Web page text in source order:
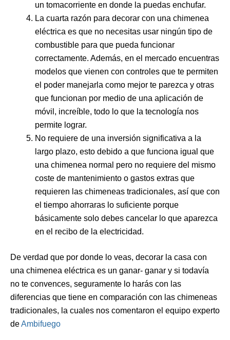
un tomacorriente en donde la puedas enchufar.
La cuarta razón para decorar con una chimenea
eléctrica es que no necesitas usar ningún tipo de
combustible para que pueda funcionar
correctamente. Además, en el mercado encuentras
modelos que vienen con controles que te permiten
el poder manejarla como mejor te parezca y otras
que funcionan por medio de una aplicación de
móvil, increíble, todo lo que la tecnología nos
permite lograr.
No requiere de una inversión significativa a la
largo plazo, esto debido a que funciona igual que
una chimenea normal pero no requiere del mismo
coste de mantenimiento o gastos extras que
requieren las chimeneas tradicionales, así que con
el tiempo ahorraras lo suficiente porque
básicamente solo debes cancelar lo que aparezca
en el recibo de la electricidad.
De verdad que por donde lo veas, decorar la casa con
una chimenea eléctrica es un ganar- ganar y si todavía
no te convences, seguramente lo harás con las
diferencias que tiene en comparación con las chimeneas
tradicionales, la cuales nos comentaron el equipo experto
deAmbifuego